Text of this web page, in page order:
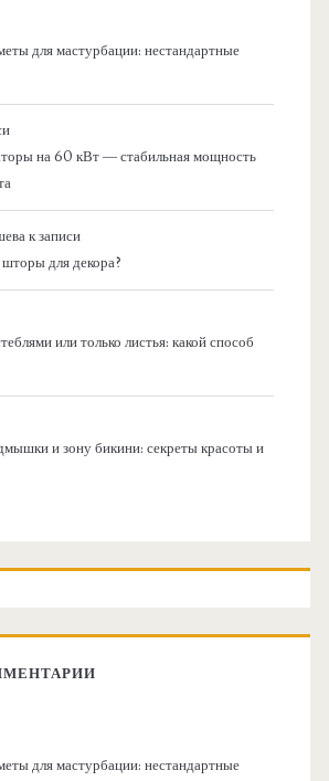
для мастурбации: нестандартные
на 60 кВт — стабильная мощность
к записи
для декора?
или только листья: какой способ
и зону бикини: секреты красоты и
для мастурбации: нестандартные